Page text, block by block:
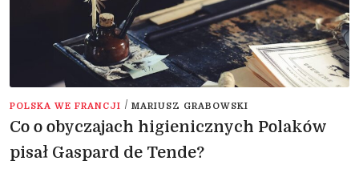
POLSKA WE FRANCJI / MARIUSZ GRABOWSKI
Co o obyczajach higienicznych Polaków
pisał Gaspard de Tende?